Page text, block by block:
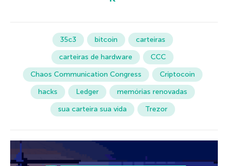
35c3 bitcoin
carteiras
carteiras de hardware
CCC
Chaos Communication Congress
Criptocoin
hacks
Ledger
memórias renovadas
sua carteira sua vida
Trezor